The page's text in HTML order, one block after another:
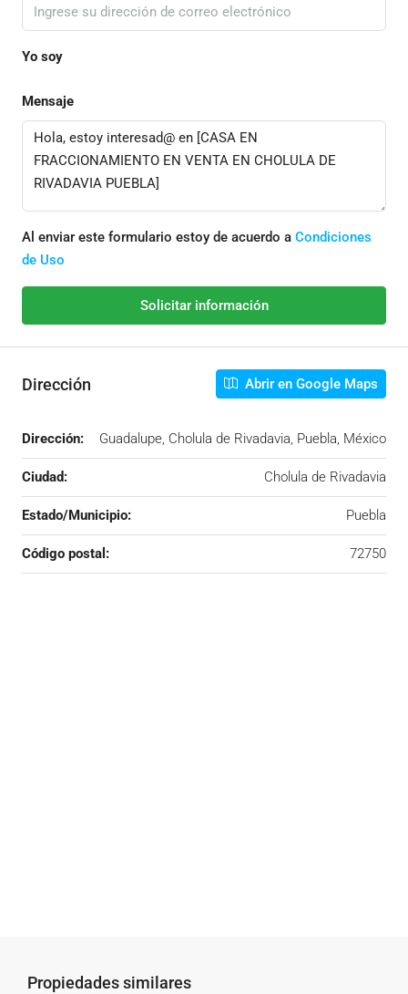
Yo soy
Mensaje
Al enviar este formulario estoy de acuerdo a Condiciones
de Uso
Solicitar información
Dirección Abrir en Google Maps
Dirección: Guadalupe, Cholula de Rivadavia, Puebla, México
Ciudad: Cholula de Rivadavia
Estado/Municipio: Puebla
Código postal: 72750
Propiedades similares